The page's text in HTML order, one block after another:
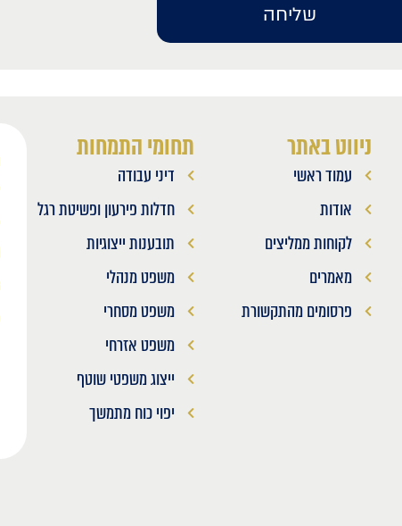
שליחה
ניווט באתר
עמוד ראשי
אודות
לקוחות ממליצים
מאמרים
פרסומים מהתקשורת
תחומי התמחות
דיני עבודה
חדלות פירעון ופשיטת רגל
תובענות ייצוגיות
משפט מנהלי
משפט מסחרי
משפט אזרחי
ייצוג משפטי שוטף
יפוי כוח מתמשך